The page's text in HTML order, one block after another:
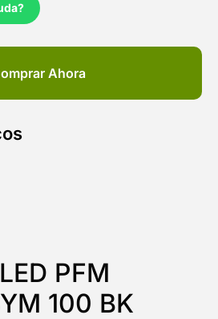
Ahora
PFM
100 BK